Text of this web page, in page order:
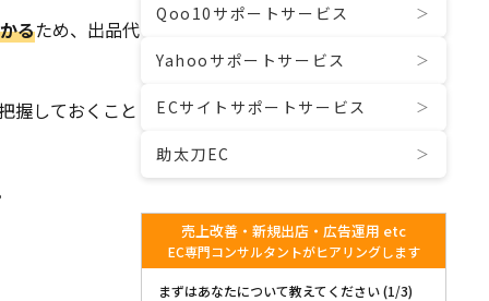
るため、出品代
握しておくこと
Qoo10サポートサービス
Yahooサポートサービス
ECサイトサポートサービス
助太刀EC
売上改善・新規出店・広告運用 etc
EC専門コンサルタントがヒアリングします
まずはあなたについて教えてください (1/3)